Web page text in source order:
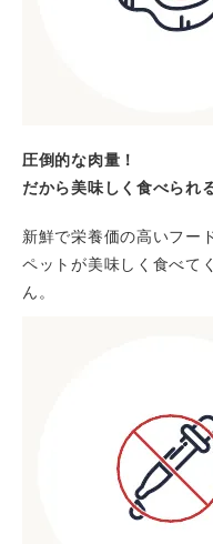
圧倒的な肉量！
だから美味しく食べられ
新鮮で栄養価の高いフー
ペットが美味しく食べて
ん。